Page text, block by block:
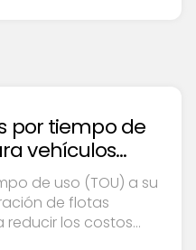
por tiempo de
vehículos
de uso (TOU) a su
de flotas
reducir los costos